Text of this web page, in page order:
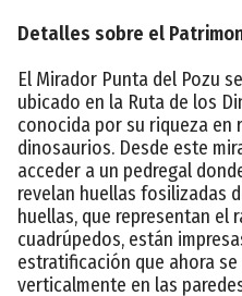
Detalles sobre el
El Mirador Punta del Pozu
ubicado en la Ruta de los
conocida por su riqueza en
dinosaurios. Desde este
acceder a un pedregal
revelan huellas fosilizadas
huellas, que representan el
cuadrúpedos, están
estratificación que ahora
verticalmente en las